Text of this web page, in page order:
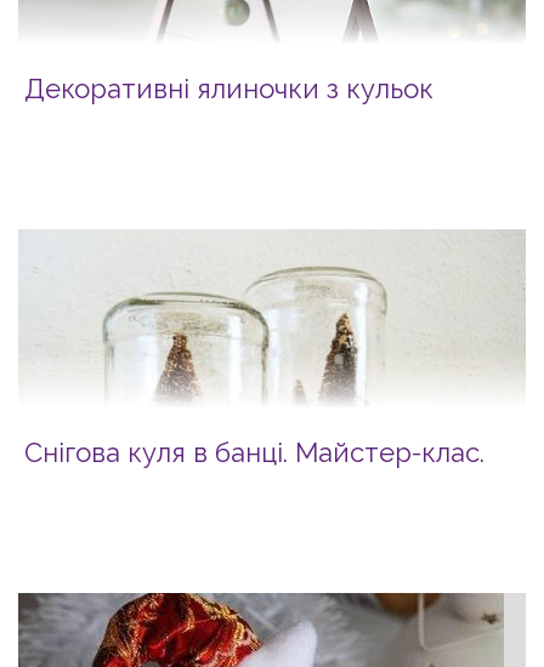
Декоративні ялиночки з кульок
Снігова куля в банці. Майстер-клас.